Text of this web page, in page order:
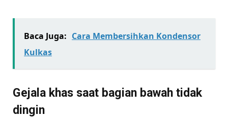
Baca Juga: Cara Membersihkan Kondensor
Kulkas
Gejala khas saat bagian bawah tidak
dingin